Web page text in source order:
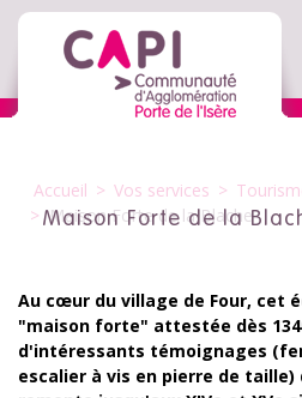
Accueil > Vos services >
>Maison Forte de la Blache
Maison Forte de la
Au cœur du village de Four, cet
"maison forte" attestée dès
d'intéressants témoignages
escalier à vis en pierre de taille)